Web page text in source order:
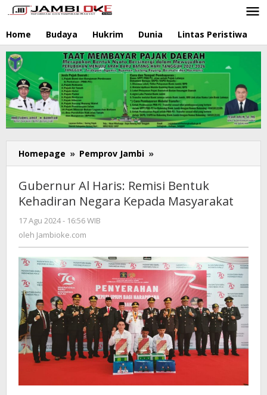
Lewati
ke
konten
Home Budaya Hukrim Dunia Lintas Peristiwa
Homepage » Pemprov Jambi »
Al
Remisi
Bentuk
Gubernur Al Haris: Remisi Bentuk
Kehadiran Negara Kepada Masyarakat
17 Agu 2024 - 16:56 WIB
oleh Jambioke.com